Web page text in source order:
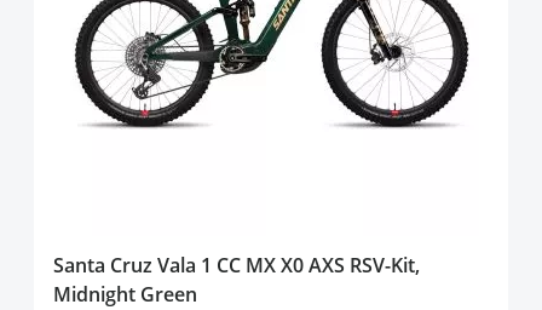
Santa Cruz Vala 1 CC MX X0 AXS RSV-Kit,
Midnight Green